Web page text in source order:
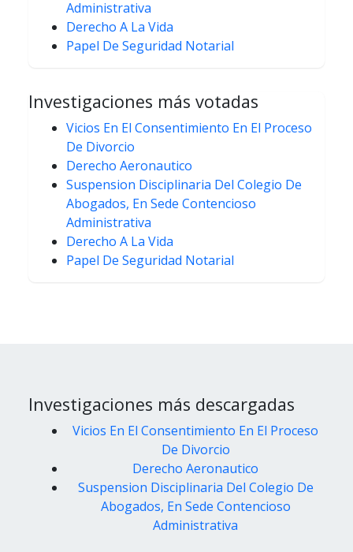
Administrativa
Derecho A La Vida
Papel De Seguridad Notarial
Investigaciones más votadas
Vicios En El Consentimiento En El Proceso
De Divorcio
Derecho Aeronautico
Suspension Disciplinaria Del Colegio De
Abogados, En Sede Contencioso
Administrativa
Derecho A La Vida
Papel De Seguridad Notarial
Investigaciones más descargadas
Vicios En El Consentimiento En El Proceso
De Divorcio
Derecho Aeronautico
Suspension Disciplinaria Del Colegio De
Abogados, En Sede Contencioso
Administrativa